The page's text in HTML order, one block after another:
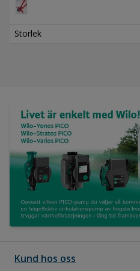
Storlek
Kund hos oss